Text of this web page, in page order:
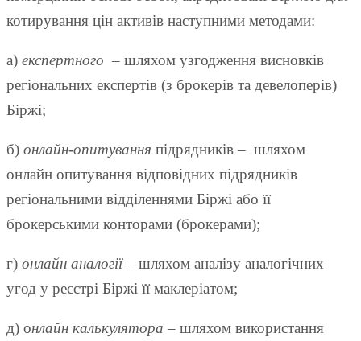
котирування цін активів наступними методами:
а) експертного – шляхом узгодження висновків
регіональних експертів (з брокерів та девелоперів)
Біржі;
б) онлайн-опитування підрядників – шляхом
онлайн опитування відповідних підрядників
регіональними відділеннями Біржі або її
брокерськими конторами (брокерами);
г) онлайн аналогії– шляхом аналізу аналогічних
угод у реєстрі Біржі її маклеріатом;
д) онлайн калькулятора – шляхом використання